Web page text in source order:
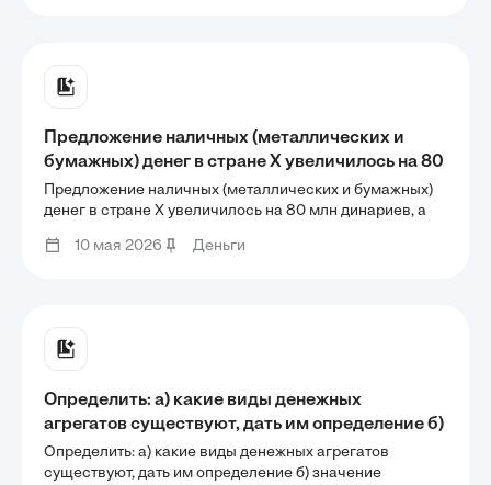
Предложение наличных (металлических и
бумажных) денег в стране Х увеличилось на 80
млн динариев, а доля их в денежной массе
возросла в 1,5 раза. Цены повысились в
среднем на 20%. Скорость обращения денег и
объем продаж не изменились. Чему стала
Предложение наличных (металлических и бумажных)
денег в стране Х увеличилось на 80 млн динариев, а
повысились в среднем на 20%. Скорость обращения
10 мая 2026 Деньги
Определить: а) какие виды денежных
агрегатов существуют, дать им определение б)
значение денежной базы, Mo, M1, M2, M3 в)
предложение денег, если денежный
Определить: а) какие виды денежных агрегатов
существуют, дать им определение б) значение